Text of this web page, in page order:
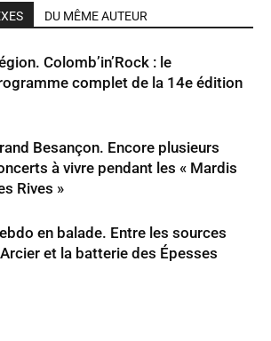
DU MÊME AUTEUR
Colomb’in’Rock : le
complet de la 14e édition
Besançon. Encore plusieurs
à vivre pendant les « Mardis
Rives »
en balade. Entre les sources
et la batterie des Épesses